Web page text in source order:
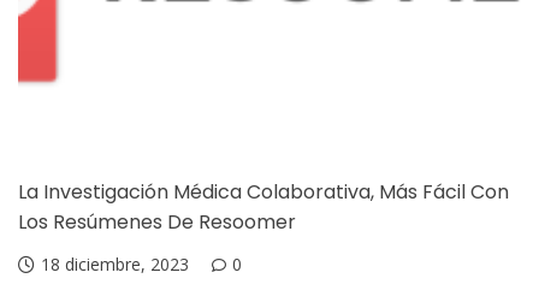
La Investigación Médica Colaborativa, Más Fácil Con
Los Resúmenes De Resoomer
18 diciembre, 2023 0